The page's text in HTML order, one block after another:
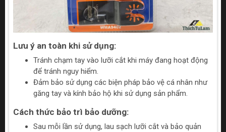
Lưu ý an toàn khi sử dụng:
Tránh chạm tay vào lưỡi cắt khi máy đang hoạt động
để tránh nguy hiểm.
Đảm bảo sử dụng các biện pháp bảo vệ cá nhân như
găng tay và kính bảo hộ khi sử dụng sản phẩm.
Cách thức bảo trì bảo dưỡng:
Sau mỗi lần sử dụng, lau sạch lưỡi cắt và bảo quản